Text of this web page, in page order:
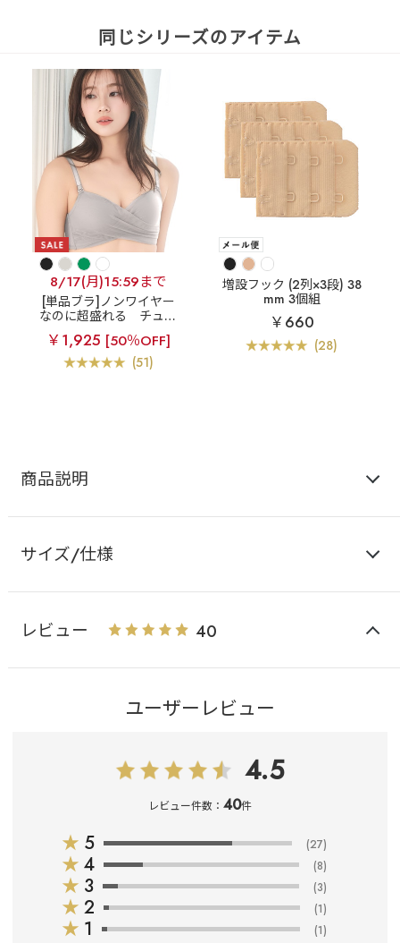
同じシリーズのアイテム
8/17(月)15:59まで
[単品ブラ]ノンワイヤー
なのに超盛れる
チュー
ルオーバーラップ ノンワ
イヤー 超盛ブラ(R) 単品
ブラジャー
￥1,925 [50％OFF]
(51)
増設フック (2列×3段) 38
mm 3個組
￥660
(28)
商品説明
サイズ/仕様
レビュー 40
ユーザーレビュー
4.5
レビュー件数： 40件
★ 5 (27)
★ 4 (8)
★ 3 (3)
★ 2 (1)
★ 1 (1)